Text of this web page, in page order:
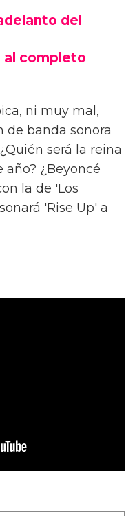
del
al completo
ni muy mal,
de banda sonora
será la reina
año? ¿Beyoncé
la de 'Los
'Rise Up' a